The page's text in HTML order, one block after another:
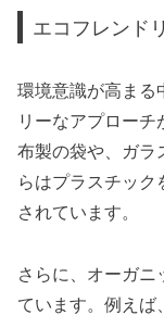
エコフレンド
環境意識が高まる
リーなアプロー
布製の袋や、ガラ
らはプラスチック
されています。
さらに、オーガニ
ています。例えば